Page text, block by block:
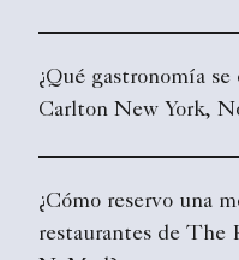
¿Qué gastronomía
Carlton New York,
¿Cómo reservo una
restaurantes de The